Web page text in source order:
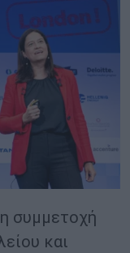
συμμετοχή
και